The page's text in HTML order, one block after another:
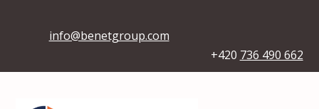
info@benetgroup.com
+420 736 490 662